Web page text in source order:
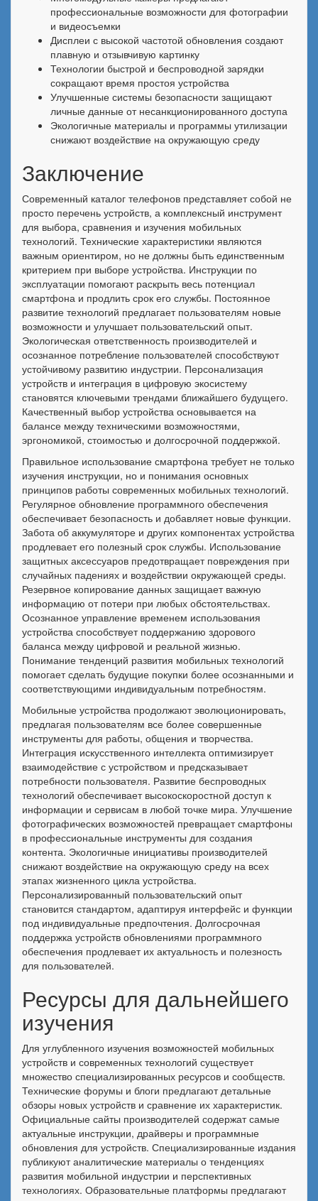
профессиональные возможности для фотографии
и видеосъемки
Дисплеи с высокой частотой обновления создают
плавную и отзывчивую картинку
Технологии быстрой и беспроводной зарядки
сокращают время простоя устройства
Улучшенные системы безопасности защищают
личные данные от несанкционированного доступа
Экологичные материалы и программы утилизации
снижают воздействие на окружающую среду
Заключение
Современный каталог телефонов представляет собой не
просто перечень устройств, а комплексный инструмент
для выбора, сравнения и изучения мобильных
технологий. Технические характеристики являются
важным ориентиром, но не должны быть единственным
критерием при выборе устройства. Инструкции по
эксплуатации помогают раскрыть весь потенциал
смартфона и продлить срок его службы. Постоянное
развитие технологий предлагает пользователям новые
возможности и улучшает пользовательский опыт.
Экологическая ответственность производителей и
осознанное потребление пользователей способствуют
устойчивому развитию индустрии. Персонализация
устройств и интеграция в цифровую экосистему
становятся ключевыми трендами ближайшего будущего.
Качественный выбор устройства основывается на
балансе между техническими возможностями,
эргономикой, стоимостью и долгосрочной поддержкой.
Правильное использование смартфона требует не только
изучения инструкции, но и понимания основных
принципов работы современных мобильных технологий.
Регулярное обновление программного обеспечения
обеспечивает безопасность и добавляет новые функции.
Забота об аккумуляторе и других компонентах устройства
продлевает его полезный срок службы. Использование
защитных аксессуаров предотвращает повреждения при
случайных падениях и воздействии окружающей среды.
Резервное копирование данных защищает важную
информацию от потери при любых обстоятельствах.
Осознанное управление временем использования
устройства способствует поддержанию здорового
баланса между цифровой и реальной жизнью.
Понимание тенденций развития мобильных технологий
помогает сделать будущие покупки более осознанными и
соответствующими индивидуальным потребностям.
Мобильные устройства продолжают эволюционировать,
предлагая пользователям все более совершенные
инструменты для работы, общения и творчества.
Интеграция искусственного интеллекта оптимизирует
взаимодействие с устройством и предсказывает
потребности пользователя. Развитие беспроводных
технологий обеспечивает высокоскоростной доступ к
информации и сервисам в любой точке мира. Улучшение
фотографических возможностей превращает смартфоны
в профессиональные инструменты для создания
контента. Экологичные инициативы производителей
снижают воздействие на окружающую среду на всех
этапах жизненного цикла устройства.
Персонализированный пользовательский опыт
становится стандартом, адаптируя интерфейс и функции
под индивидуальные предпочтения. Долгосрочная
поддержка устройств обновлениями программного
обеспечения продлевает их актуальность и полезность
для пользователей.
Ресурсы для дальнейшего
изучения
Для углубленного изучения возможностей мобильных
устройств и современных технологий существует
множество специализированных ресурсов и сообществ.
Технические форумы и блоги предлагают детальные
обзоры новых устройств и сравнение их характеристик.
Официальные сайты производителей содержат самые
актуальные инструкции, драйверы и программные
обновления для устройств. Специализированные издания
публикуют аналитические материалы о тенденциях
развития мобильной индустрии и перспективных
технологиях. Образовательные платформы предлагают